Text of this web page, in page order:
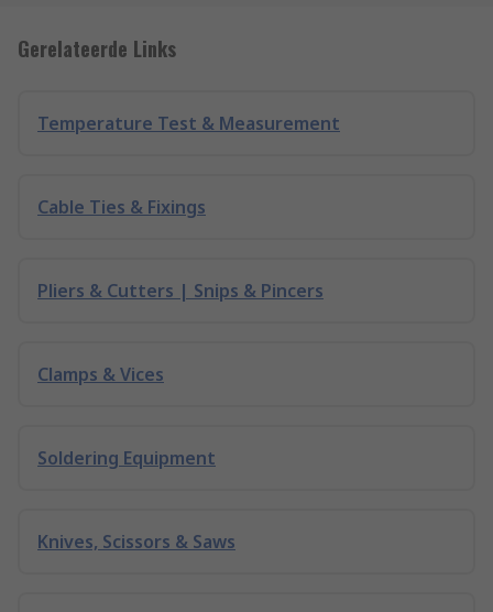
Gerelateerde Links
Temperature Test & Measurement
Cable Ties & Fixings
Pliers & Cutters | Snips & Pincers
Clamps & Vices
Soldering Equipment
Knives, Scissors & Saws